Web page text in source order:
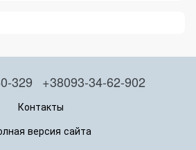
329 +38093-34-62-902
Контакты
версия сайта